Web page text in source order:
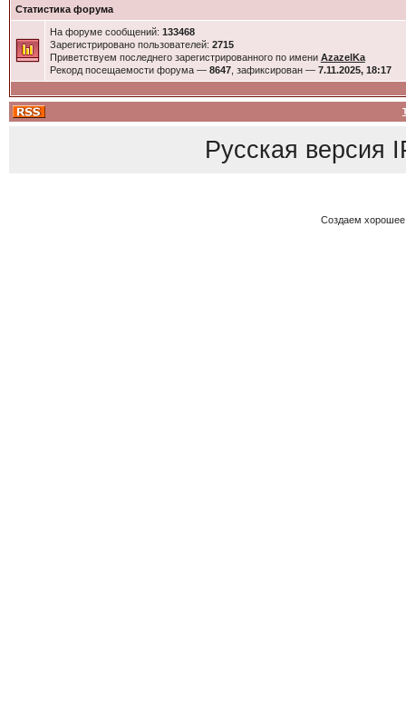
Статистика форума
На форуме сообщений: 133468
Зарегистрировано пользователей: 2715
Приветствуем последнего зарегистрированного по имени AzazelKa
Рекорд посещаемости форума — 8647, зафиксирован — 7.11.2025, 18:17
Русская версия
Создаем